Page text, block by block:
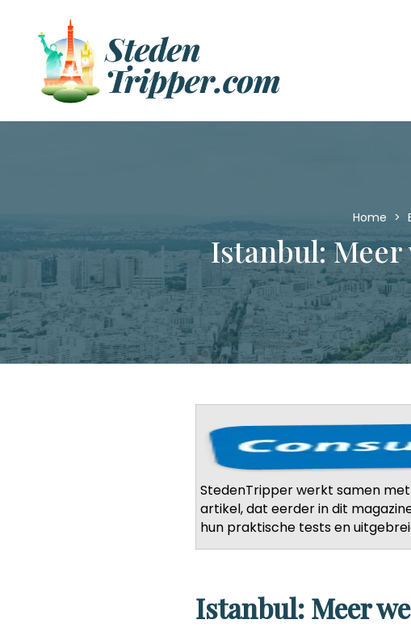
Home >
Istanbul:
StedenTripper werkt samen
artikel, dat eerder in dit
hun praktische tests en
Istanbul: Meer